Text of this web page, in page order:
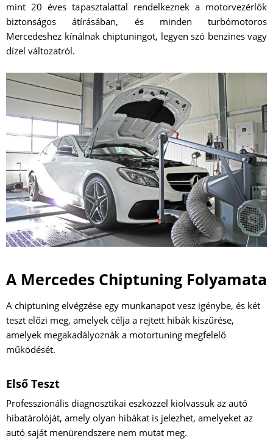
mint 20 éves tapasztalattal rendelkeznek a motorvezérlők
biztonságos átírásában, és minden turbómotoros
Mercedeshez kínálnak chiptuningot, legyen szó benzines vagy
dízel változatról.
A Mercedes Chiptuning Folyamata
A chiptuning elvégzése egy munkanapot vesz igénybe, és két
teszt előzi meg, amelyek célja a rejtett hibák kiszűrése,
amelyek megakadályoznák a motortuning megfelelő
működését.
Első Teszt
Professzionális diagnosztikai eszközzel kiolvassuk az autó
hibatárolóját, amely olyan hibákat is jelezhet, amelyeket az
autó saját menürendszere nem mutat meg.